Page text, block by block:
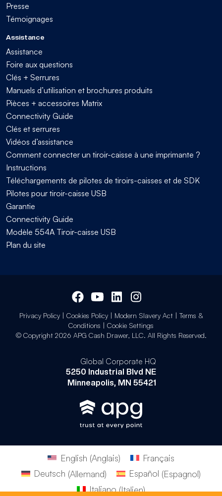
Presse
Témoignages
Assistance
Assistance
Foire aux questions
Clés + Serrures
Manuels d’utilisation et brochures produits
Pièces + accessoires Matrix
Connectivity Guide
Clés et serrures
Vidéos d’assistance
Comment connecter un tiroir-caisse à une imprimante ?
Instructions
Téléchargements de pilotes de tiroirs-caisses et de SDK
Pilotes pour tiroir-caisse USB
Garantie
Connectivity Guide
Modèle 554A Tiroir-caisse USB
Plan du site
Privacy Policy| Cookies Policy| Modern Slavery Act| Terms &
Conditions | Cookie Settings
© Copyright 2026 APG Cash Drawer, LLC. All Rights Reserved.
Global Corporate HQ
5250 Industrial Blvd NE
Minneapolis, MN 55421
English (Anglais)
Français
Deutsch (Allemand) Español (Espagnol)
Italiano(Italien)